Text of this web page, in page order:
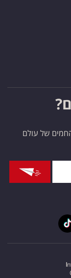
של עולם
I